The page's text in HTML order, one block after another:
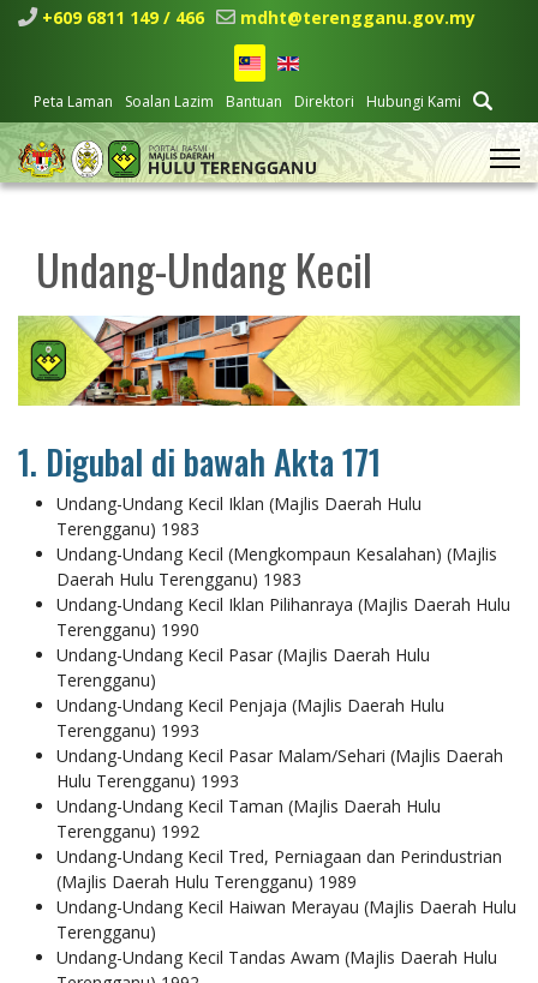
+609 6811 149 / 466 mdht@terengganu.gov.my
Peta Laman Soalan Lazim Bantuan Direktori Hubungi Kami
Undang-Undang Kecil
1. Digubal di bawah Akta 171
Undang-Undang Kecil Iklan (Majlis Daerah Hulu
Terengganu) 1983
Undang-Undang Kecil (Mengkompaun Kesalahan) (Majlis
Daerah Hulu Terengganu) 1983
Undang-Undang Kecil Iklan Pilihanraya (Majlis Daerah Hulu
Terengganu) 1990
Undang-Undang Kecil Pasar (Majlis Daerah Hulu
Terengganu)
Undang-Undang Kecil Penjaja (Majlis Daerah Hulu
Terengganu) 1993
Undang-Undang Kecil Pasar Malam/Sehari (Majlis Daerah
Hulu Terengganu) 1993
Undang-Undang Kecil Taman (Majlis Daerah Hulu
Terengganu) 1992
Undang-Undang Kecil Tred, Perniagaan dan Perindustrian
(Majlis Daerah Hulu Terengganu) 1989
Undang-Undang Kecil Haiwan Merayau (Majlis Daerah Hulu
Terengganu)
Undang-Undang Kecil Tandas Awam (Majlis Daerah Hulu